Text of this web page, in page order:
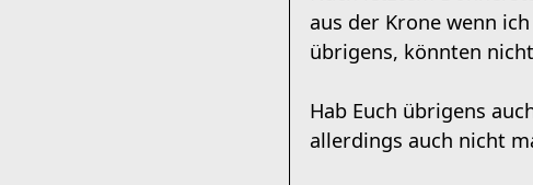
aus der Krone wenn
übrigens, könnten
Hab Euch übrigens
allerdings auch nicht